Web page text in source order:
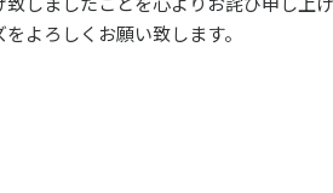
よろしくお願い致します。